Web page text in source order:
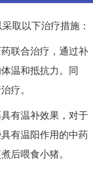
取以下治疗措施：
联合治疗，通过补
温和抵抗力。同
疗。
有温补效果，对于
有温阳作用的中药
后喂食小猪。